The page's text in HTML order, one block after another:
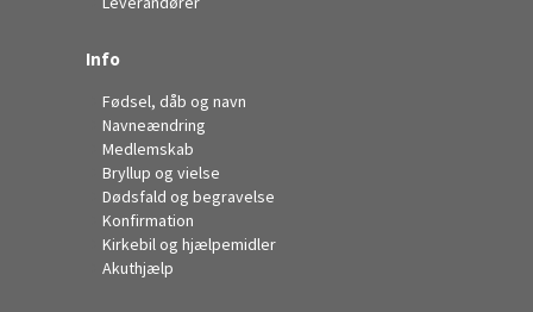
Info
Fødsel, dåb og navn
Navneændring
Medlemskab
Bryllup og vielse
Dødsfald og begravelse
Konfirmation
Kirkebil og hjælpemidler
Akuthjælp